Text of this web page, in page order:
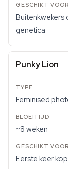
Buitenkwekers
genetica
Punky Lion
Feminised
~8 weken
Eerste keer